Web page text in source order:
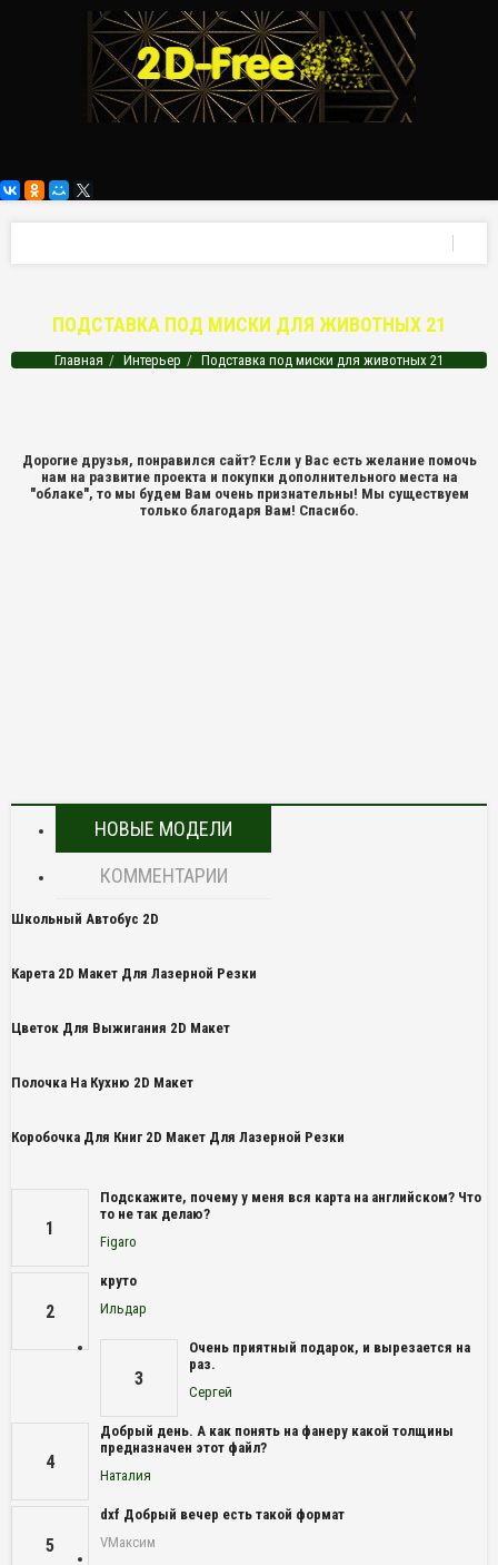
ПОДСТАВКА ПОД МИСКИ ДЛЯ ЖИВОТНЫХ 21
Главная Интерьер Подставка под миски для животных 21
Дорогие друзья, понравился сайт? Если у Вас есть желание помочь
нам на развитие проекта и покупки дополнительного места на
"облаке", то мы будем Вам очень признательны! Мы существуем
только благодаря Вам! Спасибо.
НОВЫЕ МОДЕЛИ
КОММЕНТАРИИ
Школьный Автобус 2D
Карета 2D Макет Для Лазерной Резки
Цветок Для Выжигания 2D Макет
Полочка На Кухню 2D Макет
Коробочка Для Книг 2D Макет Для Лазерной Резки
1
Подскажите, почему у меня вся карта на английском? Что
то не так делаю?
Figaro
2
круто
Ильдар
3
Очень приятный подарок, и вырезается на
раз.
Сергей
4
Добрый день. А как понять на фанеру какой толщины
предназначен этот файл?
Наталия
5
dxf Добрый вечер есть такой формат
VМаксим